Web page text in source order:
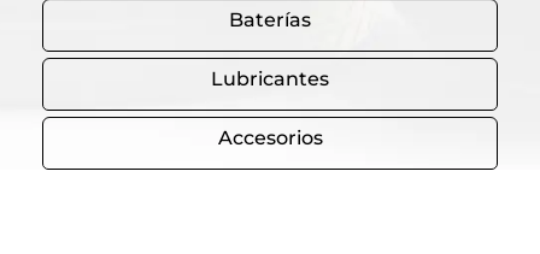
Baterías
Lubricantes
Accesorios